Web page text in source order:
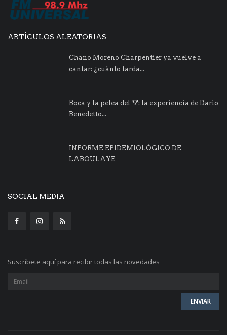
ARTÍCULOS ALEATORIAS
Chano Moreno Charpentier ya vuelve a
cantar: ¿cuánto tarda...
Boca y la pelea del '9': la experiencia de Darío
Benedetto...
INFORME EPIDEMIOLÓGICO DE
LABOULAYE
SOCIAL MEDIA
Suscríbete aquí para recibir todas las novedades